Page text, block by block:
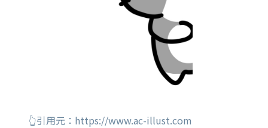
👆引用元：https://www.ac-illust.com